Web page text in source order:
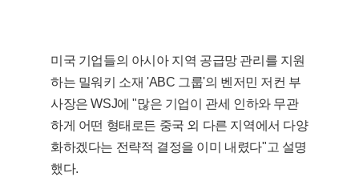
미국 기업들의 아시아 지역 공급망 관리를 지원
하는 밀워키 소재 'ABC 그룹'의 벤저민 저컨 부
사장은 WSJ에 "많은 기업이 관세 인하와 무관
하게 어떤 형태로든 중국 외 다른 지역에서 다양
화하겠다는 전략적 결정을 이미 내렸다"고 설명
했다.